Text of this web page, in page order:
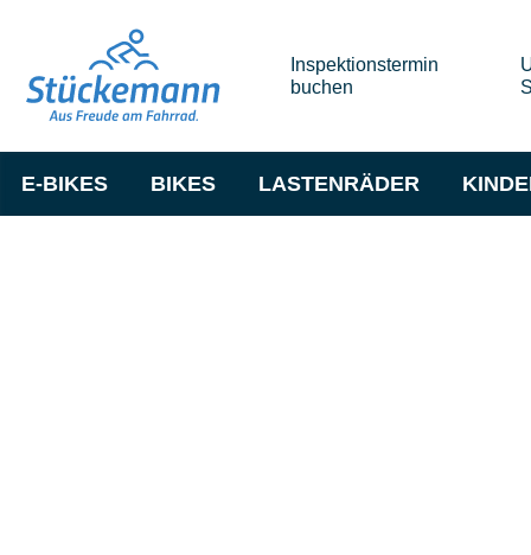
Inspektionstermin
buchen
E-BIKES BIKES LASTENRÄDER